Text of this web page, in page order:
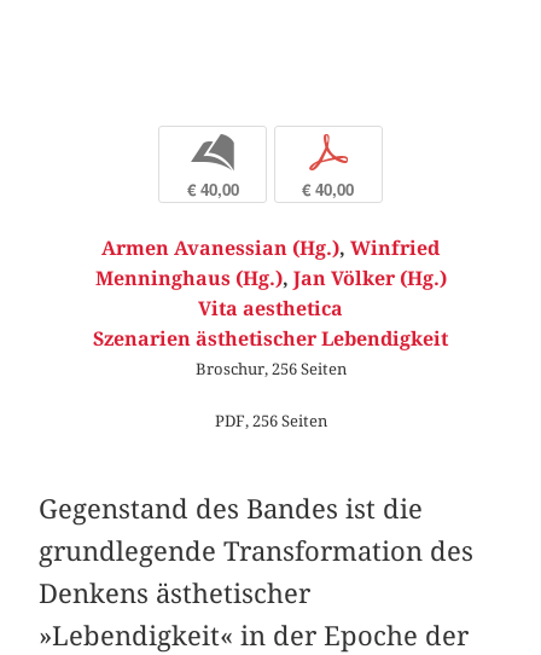
b
€ 40,00
p
€ 40,00
Armen Avanessian (Hg.), Winfried
Menninghaus (Hg.), Jan Völker (Hg.)
Vita aesthetica
Szenarien ästhetischer Lebendigkeit
Broschur, 256 Seiten
PDF, 256 Seiten
Gegenstand des Bandes ist die
grundlegende Transformation des
Denkens ästhetischer
»Lebendigkeit« in der Epoche der